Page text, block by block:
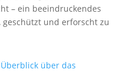
– ein beeindruckendes
geschützt und erforscht zu